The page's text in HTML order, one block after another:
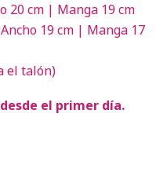
20 cm | Manga 19 cm
19 cm | Manga 17
el talón)
el primer día.